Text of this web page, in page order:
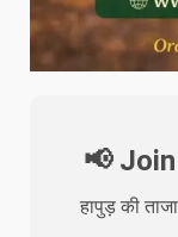
📢
हापुड़ की